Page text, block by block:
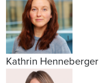
Kathrin Henneberger